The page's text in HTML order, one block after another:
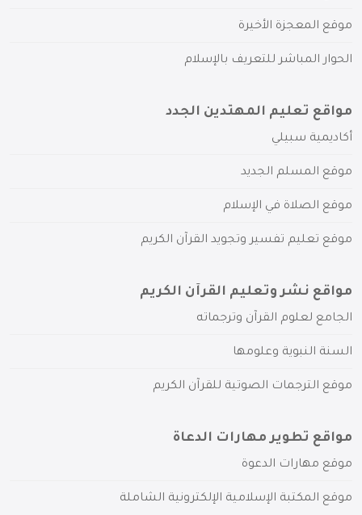
موقع المعجزة الأخيرة
الحوار المباشر للتعريف بالإسلام
مواقع تعليم المهتدين الجدد
أكاديمية سبيلي
موقع المسلم الجديد
موقع الصلاة في الإسلام
موقع تعليم تفسير وتجويد القرآن الكريم
مواقع نشر وتعليم القرآن الكريم
الجامع لعلوم القرآن وترجماته
السنة النبوية وعلومها
موقع الترجمات الصوتية للقرآن الكريم
مواقع تطوير مهارات الدعاة
موقع مهارات الدعوة
موقع المكتبة الإسلامية الإلكترونية الشاملة